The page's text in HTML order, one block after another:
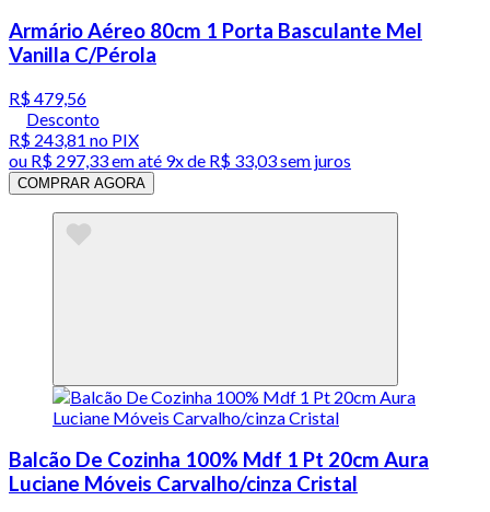
Armário Aéreo 80cm 1 Porta Basculante Mel
Vanilla C/Pérola
R$ 479,56
Desconto
R$ 243,81 no PIX
ou R$ 297,33em até 9x de R$ 33,03 sem juros
COMPRAR AGORA
Balcão De Cozinha 100% Mdf 1 Pt 20cm Aura
Luciane Móveis Carvalho/cinza Cristal